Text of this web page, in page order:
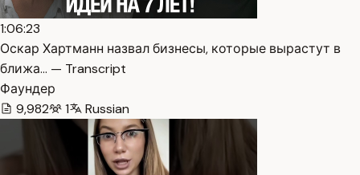
1:06:23
Оскар Хартманн назвал бизнесы, которые вырастут в
ближа… — Transcript
Фаундер
9,982
1 Russian